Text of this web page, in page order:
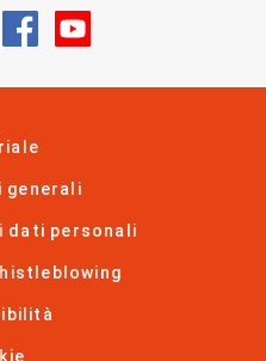
nostro sito su LinkedIn
il nostro sito su
Visita il nostro sito
generali
dati personali